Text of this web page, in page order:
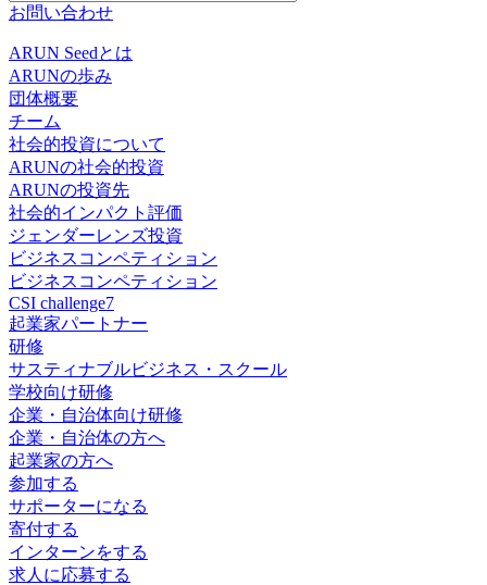
お問い合わせ
ARUN Seedとは
ARUNの歩み
団体概要
チーム
社会的投資について
ARUNの社会的投資
ARUNの投資先
社会的インパクト評価
ジェンダーレンズ投資
ビジネスコンペティション
ビジネスコンペティション
CSI challenge7
起業家パートナー
研修
サスティナブルビジネス・スクール
学校向け研修
企業・自治体向け研修
企業・自治体の方へ
起業家の方へ
参加する
サポーターになる
寄付する
インターンをする
求人に応募する